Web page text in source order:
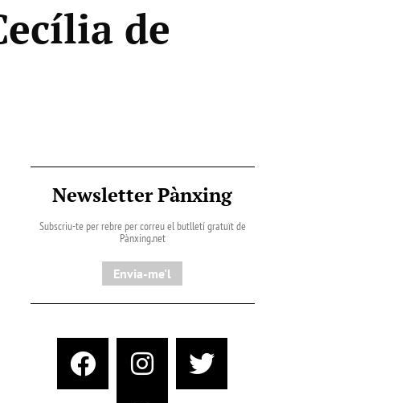
de
Newsletter Pànxing
Subscriu-te per rebre per correu el butlletí gratuït de
Pànxing.net​
Envia-me'l